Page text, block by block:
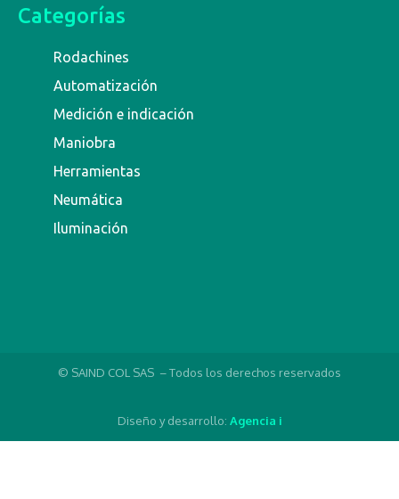
Categorías
Rodachines
Automatización
Medición e indicación
Maniobra
Herramientas
Neumática
Iluminación
© SAIND COL SAS – Todos los derechos reservados
Diseño y desarrollo: Agencia i